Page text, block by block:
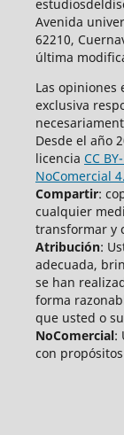
Avenida
62210,
última
Las opiniones
exclusiva
Desde el año
licencia CC
NoComercial
Compartir:
cualquier
transformar y
Atribución:
adecuada,
se han
forma
que usted o
NoComercial:
con